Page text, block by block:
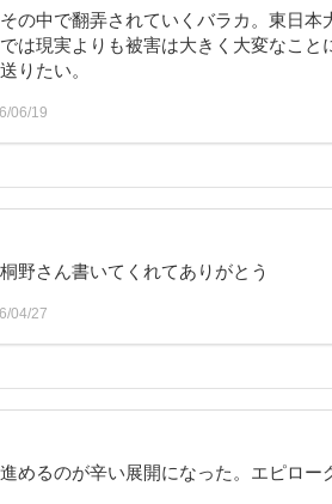
の中で翻弄されていくバラカ。東日本
は現実よりも被害は大きく大変なこと
りたい。
06/19
野さん書いてくれてありがとう
04/27
めるのが辛い展開になった。エピロー